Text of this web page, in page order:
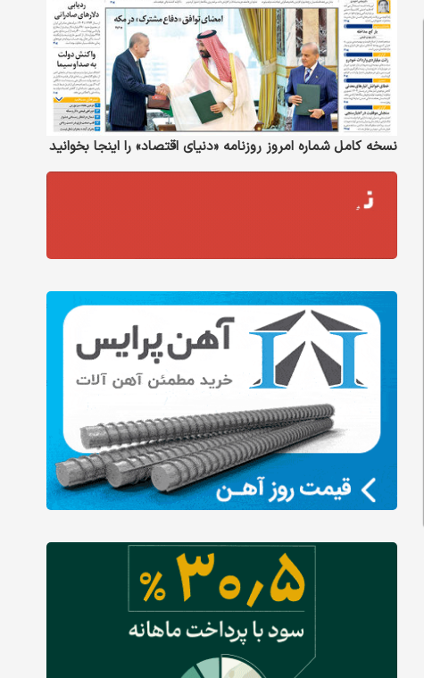
نسخه کامل شماره امروز روزنامه «دنیای‌ اقتصاد» را اینجا بخوانید